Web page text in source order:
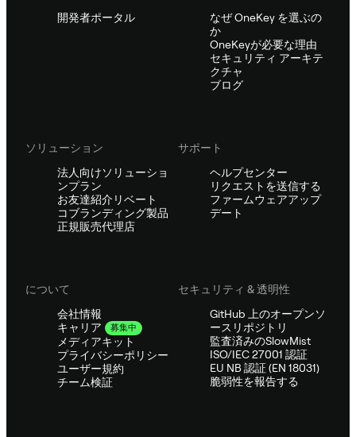
開発者ポータル
なぜ OneKey を選ぶの
か
OneKeyが必要な理由
セキュリティ アーキテ
クチャ
ブログ
ソリューション
法人向けソリューショ
ンプラン
お友達紹介リベート
コブランディング製品
正規販売代理店
サポート
ヘルプセンター
リクエストを送信する
ファームウェアアップ
デート
について
会社情報
キャリア
募集中
メディアキット
プライバシーポリシー
ユーザー規約
チーム検証
セキュリティ & 透明性
GitHub 上のオープンソ
ースリポジトリ
監査済みのSlowMist
ISO/IEC 27001 認証
EU NB 認証 (EN 18031)
脆弱性を報告する